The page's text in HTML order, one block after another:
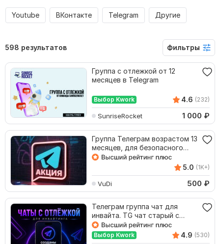
Youtube ВКонтакте Telegram Другие
598 результатов Фильтры
Группа с отлежкой от 12
месяцев в Telegram
Выбор Kwork 4.6 (232)
SunriseRocket 1 000 ₽
Группа Телеграм возрастом 13
месяцев, для безопасного
инвайта. АКЦИЯ
5.0 (1K+)
VuDi 500 ₽
Телеграм группа чат для
инвайта. TG чат старый с
отлегой более года
Выбор Kwork 4.9 (530)